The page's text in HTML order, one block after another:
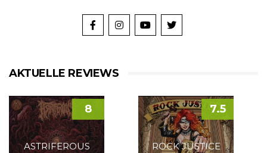
AKTUELLE REVIEWS
ASTRIFEROUS
8
ROCK JUSTICE
7.5